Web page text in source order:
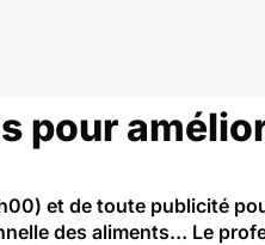
pour
et de toute publicité
des aliments… Le